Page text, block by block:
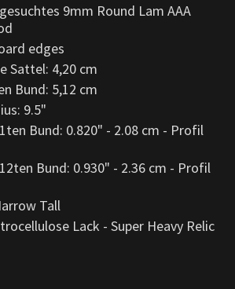
9mm Round Lam AAA
edges
Sattel: 4,20 cm
Bund: 5,12 cm
9.5"
Bund: 0.820" - 2.08 cm - Profil
Bund: 0.930" - 2.36 cm - Profil
Tall
Lack - Super Heavy Relic